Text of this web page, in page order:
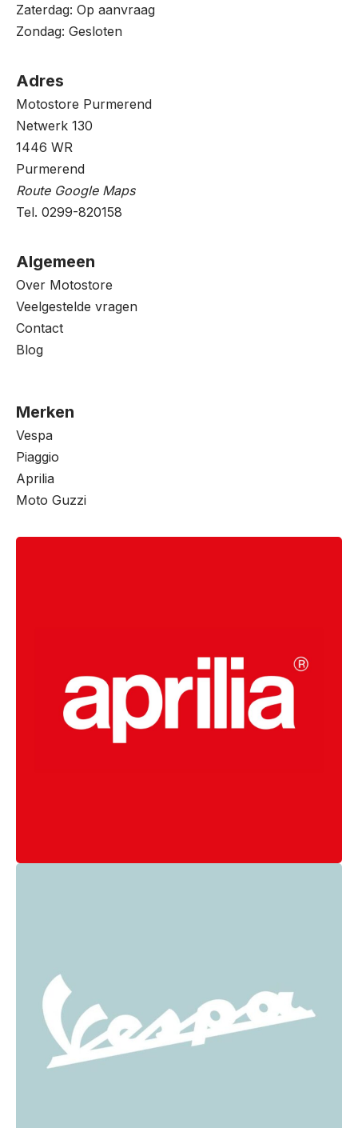
Zaterdag: Op aanvraag
Zondag: Gesloten
Adres
Motostore Purmerend
Netwerk 130
1446 WR
Purmerend
Route Google Maps
Tel. 0299-820158
Algemeen
Over Motostore
Veelgestelde vragen
Contact
Blog
Merken
Vespa
Piaggio
Aprilia
Moto Guzzi